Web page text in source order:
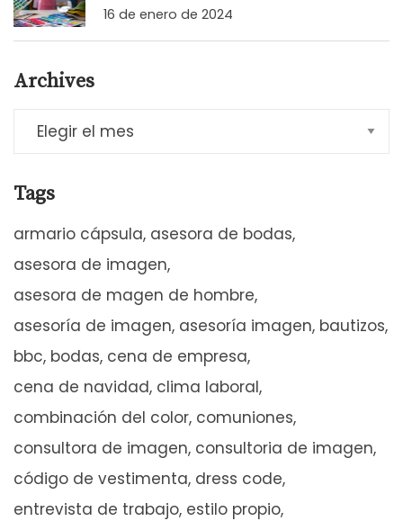
16 de enero de 2024
Archives
Tags
armario cápsula asesora de bodas
asesora de imagen
asesora de magen de hombre
asesoría de imagen asesoría imagen bautizos
bbc bodas cena de empresa
cena de navidad clima laboral
combinación del color comuniones
consultora de imagen consultoria de imagen
código de vestimenta dress code
entrevista de trabajo estilo propio